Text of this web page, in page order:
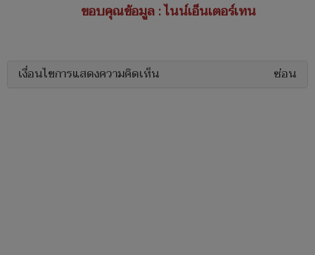
ขอบคุณข้อมูล :ไนน์เอ็นเตอร์เทน
เงื่อนไขการแสดงความคิดเห็น ซ่อน